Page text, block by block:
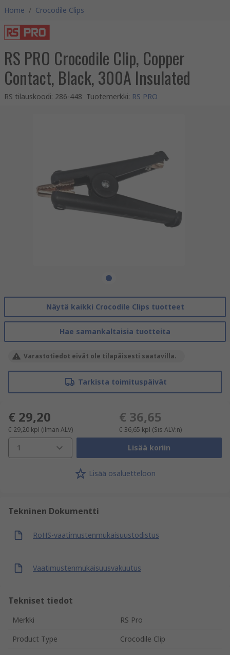
Home / Crocodile Clips
RS PRO Crocodile Clip, Copper
Contact, Black, 300A Insulated
RS tilauskoodi: 286-448 Tuotemerkki: RS PRO
Näytä kaikki Crocodile Clips tuotteet
Hae samankaltaisia tuotteita
Varastotiedot eivät ole tilapäisesti saatavilla.
Tarkista toimituspäivät
€ 29,20
€ 29,20 kpl (ilman ALV)
€ 36,65
€ 36,65 kpl (Sis ALV:n)
1 Lisää koriin
Lisää osaluetteloon
Tekninen Dokumentti
RoHS-vaatimustenmukaisuustodistus
Vaatimustenmukaisuusvakuutus
Tekniset tiedot
Merkki
RS Pro
Product Type
Crocodile Clip